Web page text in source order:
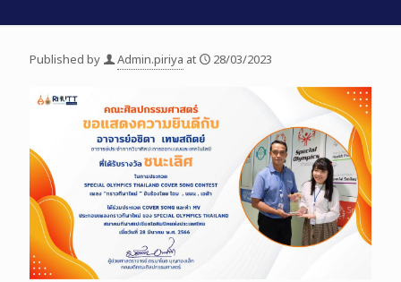
Published by Admin.piriya at 28/03/2023